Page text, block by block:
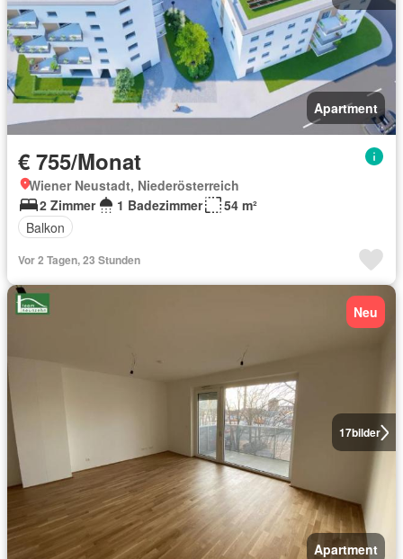
Apartment
€ 755/Monat
Wiener Neustadt, Niederösterreich
2 Zimmer
1 Badezimmer
54 m²
Balkon
Vor 2 Tagen, 23 Stunden
17bilder
Neu
Apartment